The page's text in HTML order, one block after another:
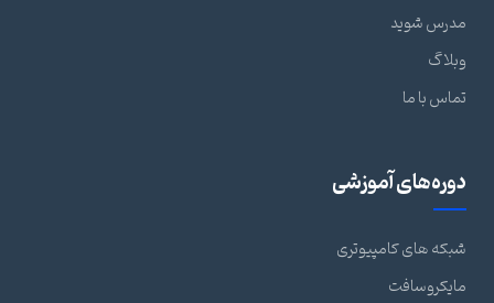
مدرس شوید
وبلاگ
تماس با ما
دوره‌های آموزشی
شبکه های کامپیوتری
مایکروسافت